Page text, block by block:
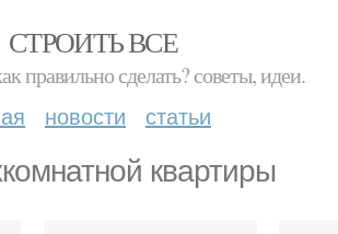
СТРОИТЬ ВСЕ
правильно сделать? советы, идеи.
новости статьи
квартиры